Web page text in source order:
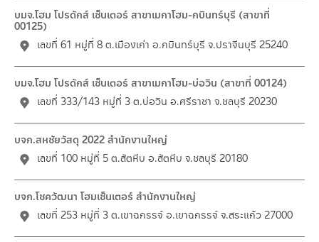
บมจ.โฮม โปรดักส์ เซ็นเตอร์ สาขาเมกาโฮม-กบินทร์บุรี (สาขาที่
00125)
เลขที่ 61 หมู่ที่ 8 ต.เมืองเก่า อ.กบินทร์บุรี จ.ปราจีนบุรี 25240
บมจ.โฮม โปรดักส์ เซ็นเตอร์ สาขาเมกาโฮม-บ่อวิน (สาขาที่ 00124)
เลขที่ 333/143 หมู่ที่ 3 ต.บ่อวิน อ.ศรีราชา จ.ชลบุรี 20230
บจก.สหชัยวัสดุ 2022 สำนักงานใหญ่
เลขที่ 100 หมู่ที่ 5 ต.สัตหีบ อ.สัตหีบ จ.ชลบุรี 20180
บจก.โชควัฒนา โฮมเซ็นเตอร์ สำนักงานใหญ่
เลขที่ 253 หมู่ที่ 3 ต.เขาฉกรรจ์ อ.เขาฉกรรจ์ จ.สระแก้ว 27000